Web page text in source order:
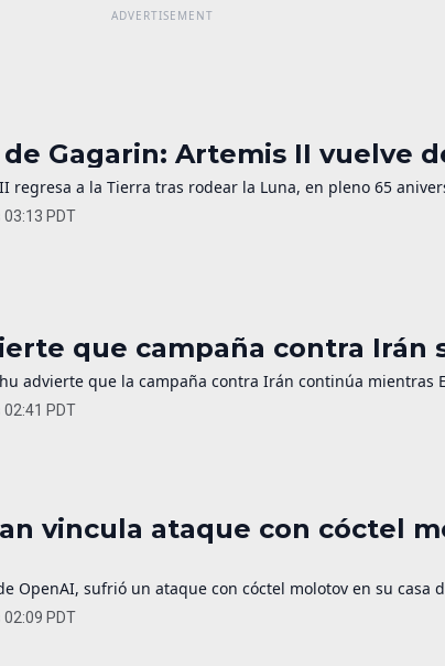
de Gagarin: Artemis II vuelve
regresa a la Tierra tras rodear la Luna, en pleno 65
03:13 PDT
que campaña contra Irán
advierte que la campaña contra Irán continúa mientras
02:41 PDT
vincula ataque con cóctel
OpenAI, sufrió un ataque con cóctel molotov en su casa
02:09 PDT